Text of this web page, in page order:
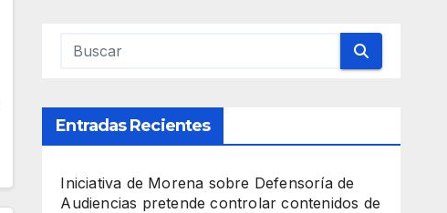
Entradas Recientes
Iniciativa de Morena sobre Defensoría de
Audiencias pretende controlar contenidos de